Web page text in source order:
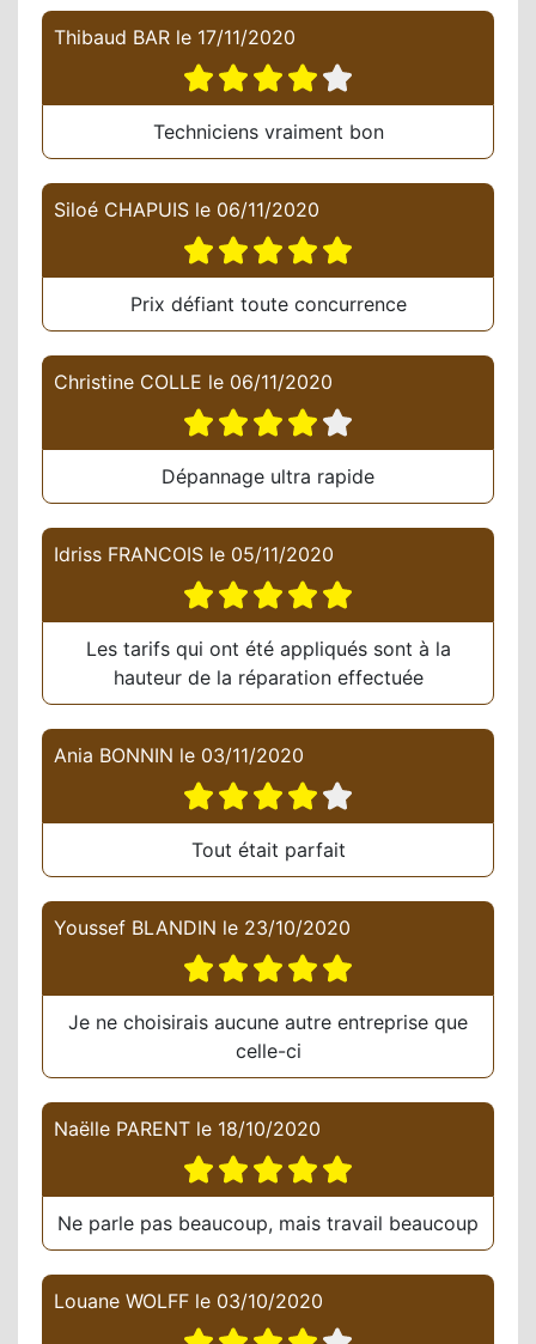
Thibaud BAR le 17/11/2020
Techniciens vraiment bon
Siloé CHAPUIS le 06/11/2020
Prix défiant toute concurrence
Christine COLLE le 06/11/2020
Dépannage ultra rapide
Idriss FRANCOIS le 05/11/2020
Les tarifs qui ont été appliqués sont à la
hauteur de la réparation effectuée
Ania BONNIN le 03/11/2020
Tout était parfait
Youssef BLANDIN le 23/10/2020
Je ne choisirais aucune autre entreprise que
celle-ci
Naëlle PARENT le 18/10/2020
Ne parle pas beaucoup, mais travail beaucoup
Louane WOLFF le 03/10/2020